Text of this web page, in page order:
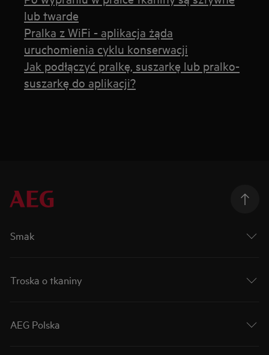
lub twarde
Pralka z WiFi - aplikacja żąda
uruchomienia cyklu konserwacji
Jak podłączyć pralkę, suszarkę lub pralko-
suszarkę do aplikacji?
Smak
Troska o tkaniny
AEG Polska